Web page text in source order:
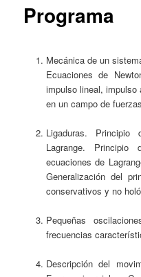
Programa
Mecánica de un
Ecuaciones de
impulso lineal,
en un campo de
Ligaduras. Principio
Lagrange.
ecuaciones de
Generalización del
conservativos y no
Pequeñas
frecuencias
Descripción del